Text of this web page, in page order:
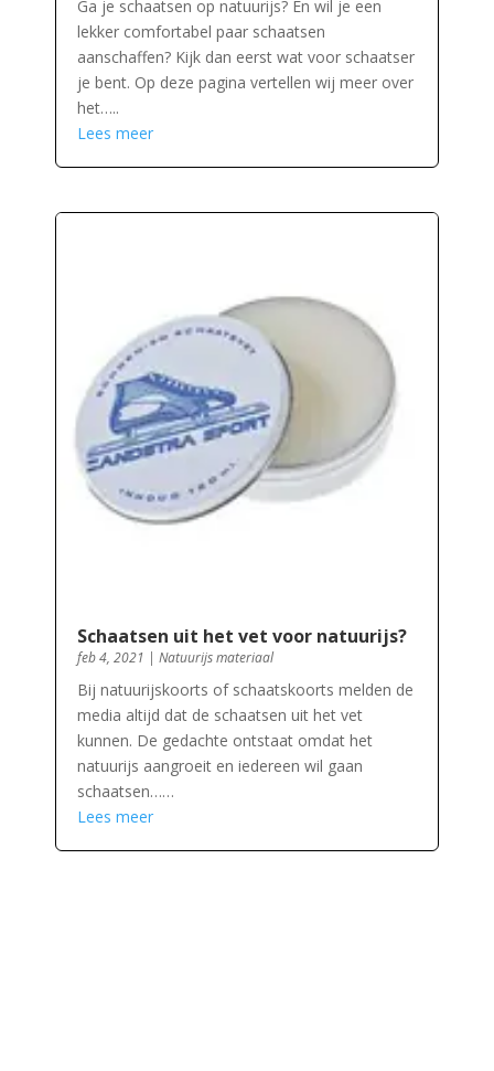
Ga je schaatsen op natuurijs? En wil je een
lekker comfortabel paar schaatsen
aanschaffen? Kijk dan eerst wat voor schaatser
je bent. Op deze pagina vertellen wij meer over
het…..
Lees meer
Schaatsen uit het vet voor natuurijs?
feb 4, 2021 | Natuurijs materiaal
Bij natuurijskoorts of schaatskoorts melden de
media altijd dat de schaatsen uit het vet
kunnen. De gedachte ontstaat omdat het
natuurijs aangroeit en iedereen wil gaan
schaatsen……
Lees meer